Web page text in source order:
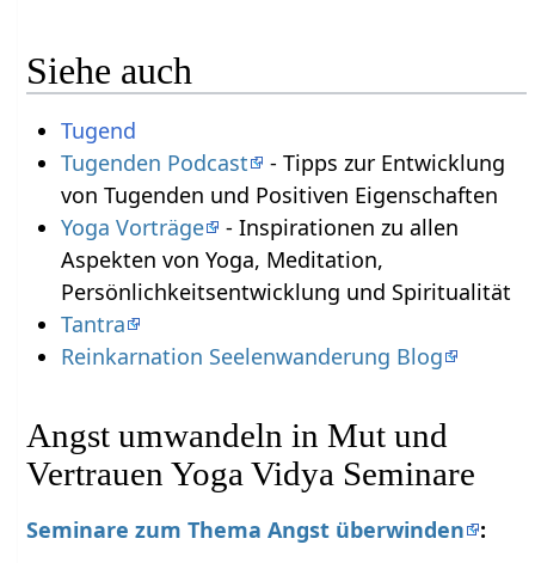
Siehe auch
Tugend
Tugenden Podcast
- Tipps zur Entwicklung
von Tugenden und Positiven Eigenschaften
Yoga Vorträge
- Inspirationen zu allen
Aspekten von Yoga, Meditation,
Persönlichkeitsentwicklung und Spiritualität
Tantra
Reinkarnation Seelenwanderung Blog
Angst umwandeln in Mut und
Vertrauen Yoga Vidya Seminare
Seminare zum Thema Angst überwinden :